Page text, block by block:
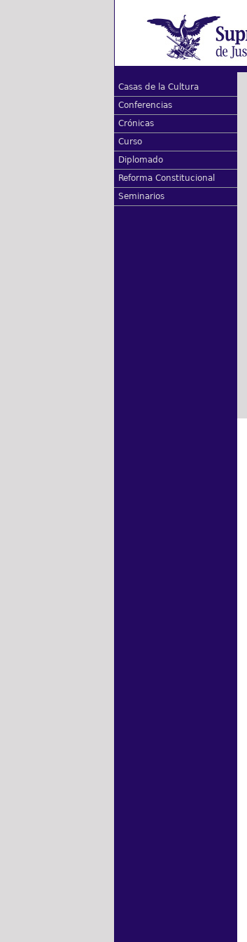
Casas de la Cultura
Conferencias
Crónicas
Curso
Diplomado
Reforma Constitucional
Seminarios